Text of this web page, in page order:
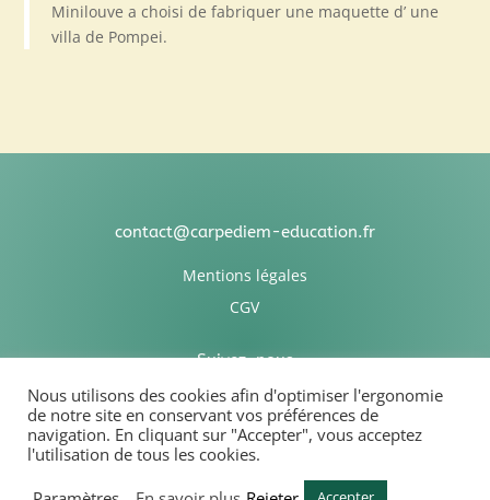
Minilouve a choisi de fabriquer une maquette d’ une
villa de Pompei.
contact@carpediem-education.fr
Mentions légales
CGV
Suivez-nous
Association Carpediem Education
Nous utilisons des cookies afin d'optimiser l'ergonomie
de notre site en conservant vos préférences de
navigation. En cliquant sur "Accepter", vous acceptez
l'utilisation de tous les cookies.